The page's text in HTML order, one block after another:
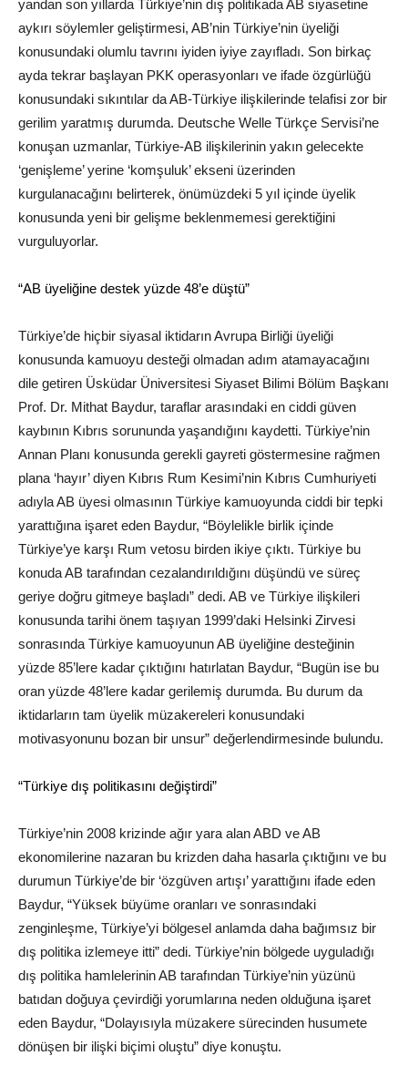
yandan son yıllarda Türkiye’nin dış politikada AB siyasetine
aykırı söylemler geliştirmesi, AB’nin Türkiye’nin üyeliği
konusundaki olumlu tavrını iyiden iyiye zayıfladı. Son birkaç
ayda tekrar başlayan PKK operasyonları ve ifade özgürlüğü
konusundaki sıkıntılar da AB-Türkiye ilişkilerinde telafisi zor bir
gerilim yaratmış durumda. Deutsche Welle Türkçe Servisi’ne
konuşan uzmanlar, Türkiye-AB ilişkilerinin yakın gelecekte
‘genişleme’ yerine ‘komşuluk’ ekseni üzerinden
kurgulanacağını belirterek, önümüzdeki 5 yıl içinde üyelik
konusunda yeni bir gelişme beklenmemesi gerektiğini
vurguluyorlar.
“AB üyeliğine destek yüzde 48’e düştü”
Türkiye’de hiçbir siyasal iktidarın Avrupa Birliği üyeliği
konusunda kamuoyu desteği olmadan adım atamayacağını
dile getiren Üsküdar Üniversitesi Siyaset Bilimi Bölüm Başkanı
Prof. Dr. Mithat Baydur, taraflar arasındaki en ciddi güven
kaybının Kıbrıs sorununda yaşandığını kaydetti. Türkiye’nin
Annan Planı konusunda gerekli gayreti göstermesine rağmen
plana ‘hayır’ diyen Kıbrıs Rum Kesimi’nin Kıbrıs Cumhuriyeti
adıyla AB üyesi olmasının Türkiye kamuoyunda ciddi bir tepki
yarattığına işaret eden Baydur, “Böylelikle birlik içinde
Türkiye’ye karşı Rum vetosu birden ikiye çıktı. Türkiye bu
konuda AB tarafından cezalandırıldığını düşündü ve süreç
geriye doğru gitmeye başladı” dedi. AB ve Türkiye ilişkileri
konusunda tarihi önem taşıyan 1999’daki Helsinki Zirvesi
sonrasında Türkiye kamuoyunun AB üyeliğine desteğinin
yüzde 85’lere kadar çıktığını hatırlatan Baydur, “Bugün ise bu
oran yüzde 48’lere kadar gerilemiş durumda. Bu durum da
iktidarların tam üyelik müzakereleri konusundaki
motivasyonunu bozan bir unsur” değerlendirmesinde bulundu.
“Türkiye dış politikasını değiştirdi”
Türkiye’nin 2008 krizinde ağır yara alan ABD ve AB
ekonomilerine nazaran bu krizden daha hasarla çıktığını ve bu
durumun Türkiye’de bir ‘özgüven artışı’ yarattığını ifade eden
Baydur, “Yüksek büyüme oranları ve sonrasındaki
zenginleşme, Türkiye’yi bölgesel anlamda daha bağımsız bir
dış politika izlemeye itti” dedi. Türkiye’nin bölgede uyguladığı
dış politika hamlelerinin AB tarafından Türkiye’nin yüzünü
batıdan doğuya çevirdiği yorumlarına neden olduğuna işaret
eden Baydur, “Dolayısıyla müzakere sürecinden husumete
dönüşen bir ilişki biçimi oluştu” diye konuştu.